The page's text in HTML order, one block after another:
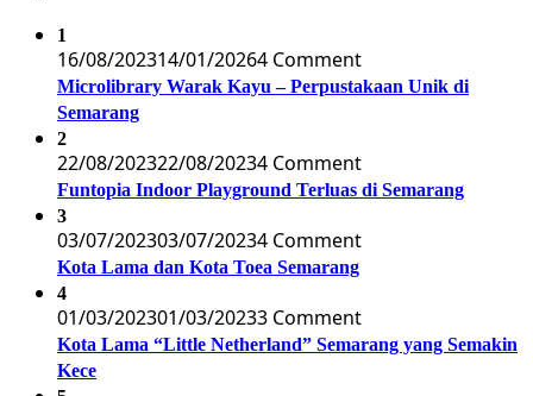
1
16/08/202314/01/20264 Comment
Microlibrary Warak Kayu – Perpustakaan Unik di
Semarang
2
22/08/202322/08/20234 Comment
Funtopia Indoor Playground Terluas di Semarang
3
03/07/202303/07/20234 Comment
Kota Lama dan Kota Toea Semarang
4
01/03/202301/03/20233 Comment
Kota Lama “Little Netherland” Semarang yang Semakin
Kece